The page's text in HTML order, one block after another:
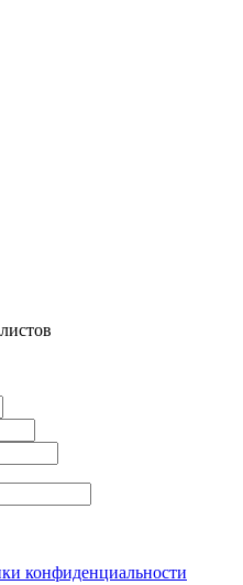
конфиденциальности